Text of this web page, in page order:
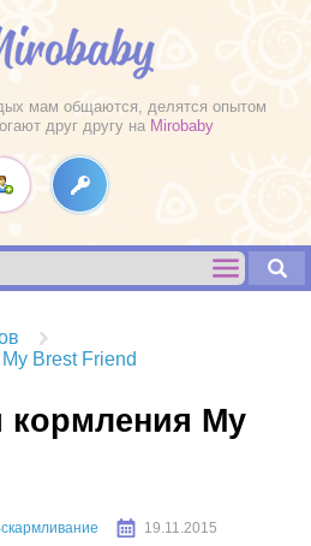
мам общаются, делятся опытом
друг другу на Mirobaby
Brest Friend
My
19.11.2015